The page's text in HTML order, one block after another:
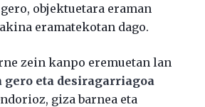
objektuetara eraman
eramatekotan dago.
zein kanpo eremuetan lan
eta desiragarriagoa
giza barnea eta